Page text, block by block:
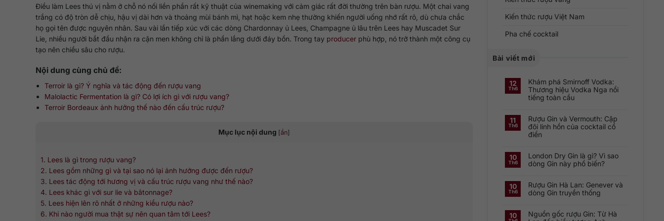
Điều làm Lees thú vị nằm ở chỗ nó nối liền phần rất kỹ thuật của winemaking với cảm giác rất đời thường trên bàn rượu. Một chai vang
trắng có độ tròn dễ chịu, hậu vị dài hơn và thoảng mùi bánh mì, hạt hoặc kem nhẹ thường khiến người uống nhớ rất rõ, dù chưa chắc
họ gọi tên được nguyên nhân. Sau vài lần tiếp xúc với các dòng Chardonnay ủ Lees, Champagne ủ lâu trên Lees hay Muscadet Sur
Lie, nhiều người bắt đầu nhận ra cặn men không chỉ là phần lắng dưới đáy bồn. Trong tay producer phù hợp, nó trở thành một công cụ
tạo nên chiều sâu cho rượu.
Nội dung cùng chủ đề:
Terroir là gì? Ý nghĩa và tác động đến rượu vang
Malolactic Fermentation là gì? Có lợi ích gì với rượu vang?
Terroir Bordeaux ảnh hưởng thế nào đến cấu trúc rượu?
Mục lục nội dung [ẩn]
1. Lees là gì trong rượu vang?
2. Lees gồm những gì và tại sao nó lại ảnh hưởng được đến rượu?
3. Lees tác động tới hương vị và cấu trúc rượu vang như thế nào?
4. Lees khác gì với sur lie và bâtonnage?
5. Lees hiện lên rõ nhất ở những kiểu rượu nào?
6. Khi nào người mua thật sự nên quan tâm tới Lees?
Kiến thức rượu Việt Nam
Pha chế cocktail
Bài viết mới
12
Th6
Khám phá Smirnoff Vodka:
Thương hiệu Vodka Nga nổi
tiếng toàn cầu
bình
luận
ở
Khám
phá
Thương
hiệu
Vodka
tiếng
toàn
cầu
11
Th6
Rượu Gin và Vermouth: Cặp
đôi linh hồn của cocktail cổ
điển
bình
luận
ở
Vermouth:
Cặp
của
cocktail
10
Th6
London Dry Gin là gì? Vì sao
dòng Gin này phổ biến?
bình
luận
ở
là
10
Th6
Rượu Gin Hà Lan: Genever và
dòng Gin truyền thống
bình
luận
10
Nguồn gốc rượu Gin: Từ Hà